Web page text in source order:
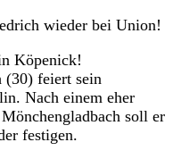
wieder bei Union!
Köpenick!
feiert sein
Nach einem eher
soll er
festigen.